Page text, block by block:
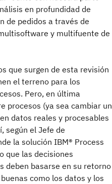
en profundidad de
de pedidos a través de
y multifuente de
que surgen de esta revisión
el terreno para los
Pero, en última
procesos (ya sea cambiar un
datos reales y procesables
según el Jefe de
la solución IBM® Process
que las decisiones
deben basarse en su retorno
como los datos y los